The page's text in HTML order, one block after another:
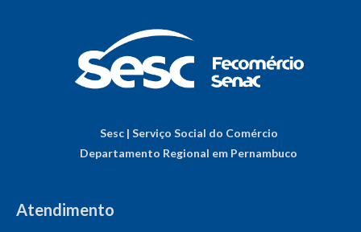
Sesc | Serviço Social do Comércio
Departamento Regional em Pernambuco
Atendimento